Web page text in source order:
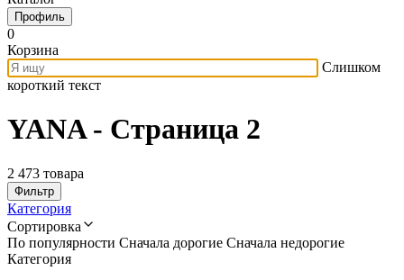
Профиль
0
Корзина
Слишком
короткий текст
YANA - Страница 2
2 473 товара
Фильтр
Категория
Сортировка
По популярности Сначала дорогие Сначала недорогие
Категория